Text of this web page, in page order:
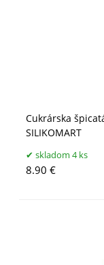
Cukrárska
SILIKOMART
skladom 4 ks
8.90 €